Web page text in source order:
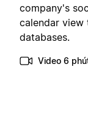
company's
calendar view
databases.
Video 6